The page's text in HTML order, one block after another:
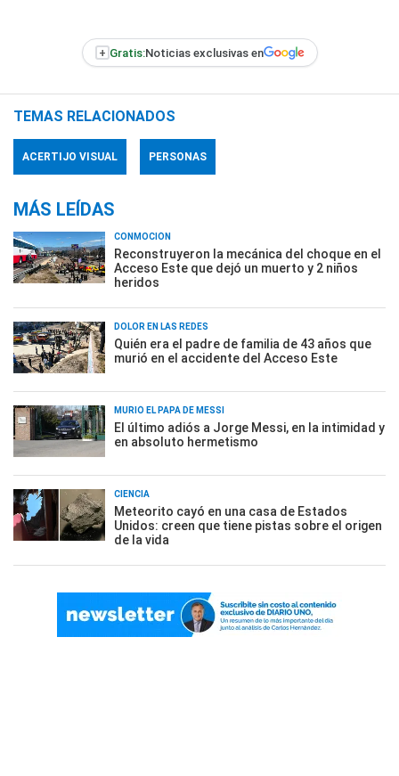
+ Gratis:Noticias exclusivas en
TEMAS RELACIONADOS
ACERTIJO VISUAL PERSONAS
MÁS LEÍDAS
CONMOCIÓN
Reconstruyeron la mecánica del choque en el
Acceso Este que dejó un muerto y 2 niños
heridos
DOLOR EN LAS REDES
Quién era el padre de familia de 43 años que
murió en el accidente del Acceso Este
MURIÓ EL PAPÁ DE MESSI
El último adiós a Jorge Messi, en la intimidad y
en absoluto hermetismo
CIENCIA
Meteorito cayó en una casa de Estados
Unidos: creen que tiene pistas sobre el origen
de la vida